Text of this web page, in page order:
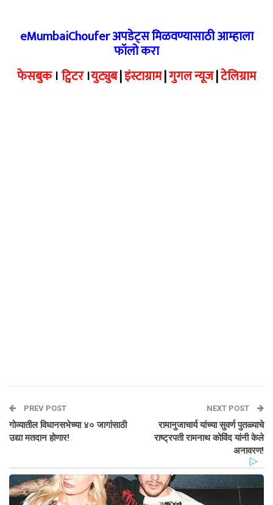
eMumbaiChoufer अपडेट्स मिळवण्यासाठी आम्हाला
फॉलो करा
फेसबुक।ट्विटर।युट्युब|इंस्टाग्राम|गुगल न्यूज|टेलिग्राम
PREV POST
गोव्यातील विधानसभेच्या ४० जागांसाठी
उद्या मतदान होणार!
NEXT POST
रामानुजाचार्य यांच्या सुवर्ण पुतळ्याचे
राष्ट्रपती रामनाथ कोविंद यांनी केले
अनावरण!